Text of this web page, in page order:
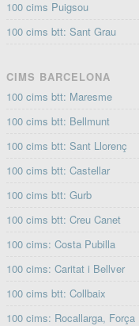
100 cims Puigsou
100 cims btt: Sant Grau
CIMS BARCELONA
100 cims btt: Maresme
100 cims btt: Bellmunt
100 cims btt: Sant Llorenç
100 cims btt: Castellar
100 cims btt: Gurb
100 cims btt: Creu Canet
100 cims: Costa Pubilla
100 cims: Caritat i Bellver
100 cims btt: Collbaix
100 cims: Rocallarga, Força